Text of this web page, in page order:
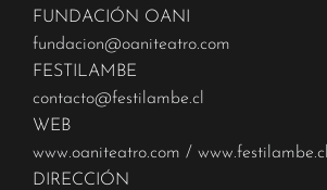
FUNDACIÓN OANI
fundacion@oaniteatro.com
FESTILAMBE
contacto@festilambe.cl
WEB
www.oaniteatro.com / www.festilambe.cl
DIRECCIÓN